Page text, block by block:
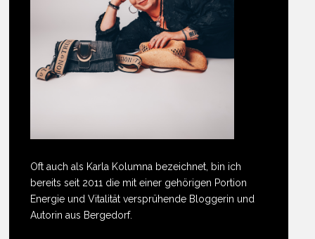
Oft auch als Karla Kolumna bezeichnet, bin ich
bereits seit 2011 die mit einer gehörigen Portion
Energie und Vitalität versprühende Bloggerin und
Autorin aus Bergedorf.